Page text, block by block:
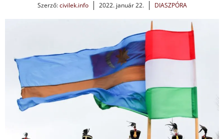
Szerző:civilek.info 2022. január 22. DIASZPÓRA